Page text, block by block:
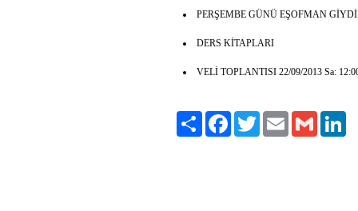
PERŞEMBE GÜNÜ EŞOFMAN
DERS KİTAPLARI
VELİ TOPLANTISI 22/09/2013 Sa:
Paylaş FacebookTwitter Email Gmail